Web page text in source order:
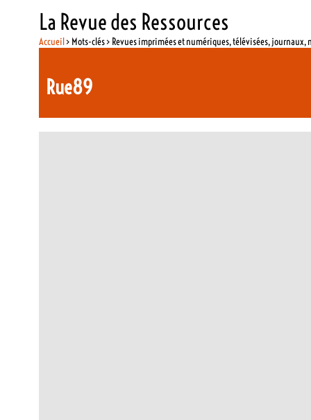
La Revue des Ressources
Accueil> Mots-clés > Revues imprimées et numériques, télévisées, journaux,
Rue89